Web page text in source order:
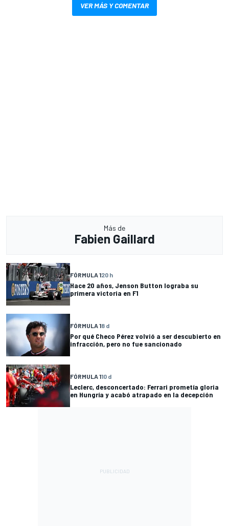
VER MÁS Y COMENTAR
Más de
Fabien Gaillard
FÓRMULA 120 h
Hace 20 años, Jenson Button lograba su
primera victoria en F1
FÓRMULA 18 d
Por qué Checo Pérez volvió a ser descubierto en
infracción, pero no fue sancionado
FÓRMULA 110 d
Leclerc, desconcertado: Ferrari prometía gloria
en Hungría y acabó atrapado en la decepción